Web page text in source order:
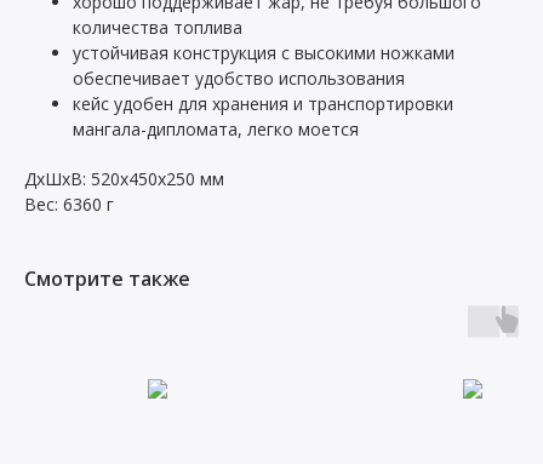
количества топлива
устойчивая конструкция с высокими ножками
обеспечивает удобство использования
кейс удобен для хранения и транспортировки
мангала-дипломата, легко моется
ДxШxВ: 520x450x250 мм
Вес: 6360 г
Смотрите также